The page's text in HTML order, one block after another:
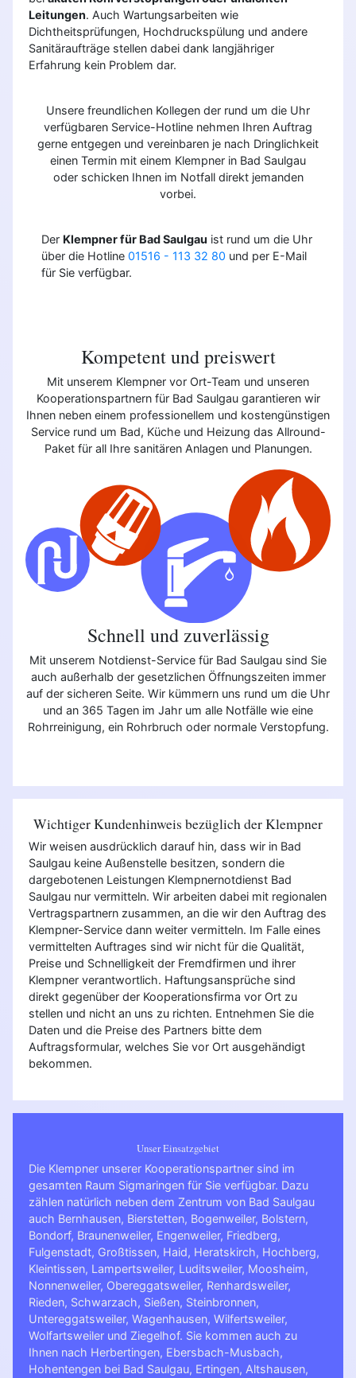
Leitungen. Auch Wartungsarbeiten wie
Dichtheitsprüfungen, Hochdruckspülung und andere
Sanitäraufträge stellen dabei dank langjähriger
Erfahrung kein Problem dar.
Unsere freundlichen Kollegen der rund um die Uhr
verfügbaren Service-Hotline nehmen Ihren Auftrag
gerne entgegen und vereinbaren je nach Dringlichkeit
einen Termin mit einem Klempner in Bad Saulgau
oder schicken Ihnen im Notfall direkt jemanden
vorbei.
Der Klempner für Bad Saulgau ist rund um die Uhr
über die Hotline 01516 - 113 32 80 und per E-Mail
für Sie verfügbar.
Kompetent und preiswert
Mit unserem Klempner vor Ort-Team und unseren
Kooperationspartnern für Bad Saulgau garantieren wir
Ihnen neben einem professionellem und kostengünstigen
Service rund um Bad, Küche und Heizung das Allround-
Paket für all Ihre sanitären Anlagen und Planungen.
Schnell und zuverlässig
Mit unserem Notdienst-Service für Bad Saulgau sind Sie
auch außerhalb der gesetzlichen Öffnungszeiten immer
auf der sicheren Seite. Wir kümmern uns rund um die Uhr
und an 365 Tagen im Jahr um alle Notfälle wie eine
Rohrreinigung, ein Rohrbruch oder normale Verstopfung.
Wichtiger Kundenhinweis bezüglich der Klempner
Wir weisen ausdrücklich darauf hin, dass wir in Bad
Saulgau keine Außenstelle besitzen, sondern die
dargebotenen Leistungen Klempnernotdienst Bad
Saulgau nur vermitteln. Wir arbeiten dabei mit regionalen
Vertragspartnern zusammen, an die wir den Auftrag des
Klempner-Service dann weiter vermitteln. Im Falle eines
vermittelten Auftrages sind wir nicht für die Qualität,
Preise und Schnelligkeit der Fremdfirmen und ihrer
Klempner verantwortlich. Haftungsansprüche sind
direkt gegenüber der Kooperationsfirma vor Ort zu
stellen und nicht an uns zu richten. Entnehmen Sie die
Daten und die Preise des Partners bitte dem
Auftragsformular, welches Sie vor Ort ausgehändigt
bekommen.
Unser Einsatzgebiet
Die Klempner unserer Kooperationspartner sind im
gesamten Raum Sigmaringen für Sie verfügbar. Dazu
zählen natürlich neben dem Zentrum von Bad Saulgau
auch Bernhausen, Bierstetten, Bogenweiler, Bolstern,
Bondorf, Braunenweiler, Engenweiler, Friedberg,
Fulgenstadt, Großtissen, Haid, Heratskirch, Hochberg,
Kleintissen, Lampertsweiler, Luditsweiler, Moosheim,
Nonnenweiler, Obereggatsweiler, Renhardsweiler,
Rieden, Schwarzach, Sießen, Steinbronnen,
Untereggatsweiler, Wagenhausen, Wilfertsweiler,
Wolfartsweiler und Ziegelhof. Sie kommen auch zu
Ihnen nach Herbertingen, Ebersbach-Musbach,
Hohentengen bei Bad Saulgau, Ertingen, Altshausen,